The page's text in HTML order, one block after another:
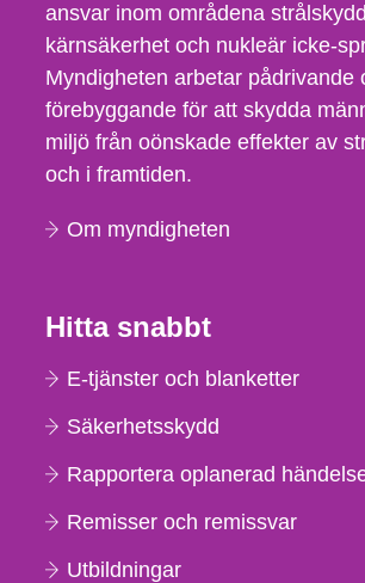
ansvar inom områdena
kärnsäkerhet och nukleär icke-
Myndigheten arbetar pådrivande
förebyggande för att skydda
miljö från oönskade effekter av
och i framtiden.
Om myndigheten
Hitta snabbt
E-tjänster och blanketter
Säkerhetsskydd
Rapportera oplanerad
Remisser och remissvar
Utbildningar